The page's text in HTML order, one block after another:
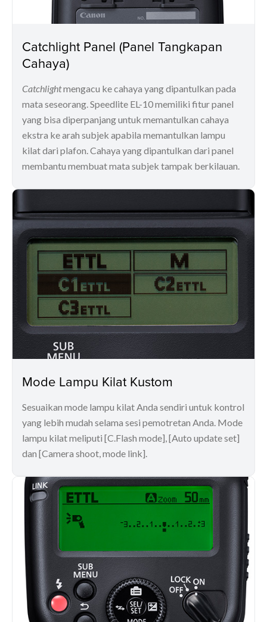
Catchlight Panel (Panel Tangkapan
Cahaya)
Catchlightmengacu ke cahaya yang dipantulkan pada
mata seseorang. Speedlite EL-10 memiliki fitur panel
yang bisa diperpanjang untuk memantulkan cahaya
ekstra ke arah subjek apabila memantulkan lampu
kilat dari plafon. Cahaya yang dipantulkan dari panel
membantu membuat mata subjek tampak berkilauan.
Mode Lampu Kilat Kustom
Sesuaikan mode lampu kilat Anda sendiri untuk kontrol
yang lebih mudah selama sesi pemotretan Anda. Mode
lampu kilat meliputi [C.Flash mode], [Auto update set]
dan [Camera shoot, mode link].